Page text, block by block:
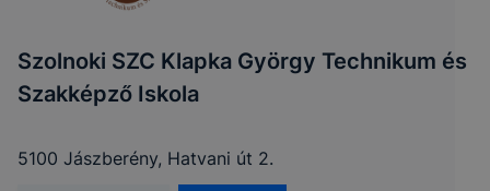
Szolnoki SZC Klapka György Technikum és
Szakképző Iskola
5100 Jászberény, Hatvani út 2.